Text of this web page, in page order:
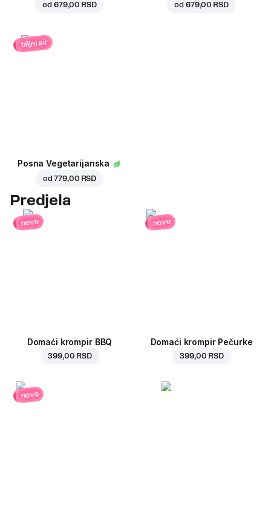
od 679,00 RSD od 679,00 RSD
biljni sir
Posna Vegetarijanska
od779,00 RSD
Predjela
novo
Domaći krompir BBQ
399,00 RSD
novo
Domaći krompir Pečurke
399,00 RSD
novo